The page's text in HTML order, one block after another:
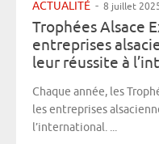
ACTUALITÉ - 8 juillet
Trophées Alsace
entreprises
leur réussite à
Chaque année, les
les entreprises
l’international. ...